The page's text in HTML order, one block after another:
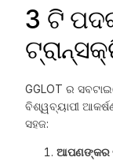
3 ଟି
GGLOT ର
ବିଶ୍ୱବ୍ୟାପୀ
ସହଜ:
ଆପଣଙ୍କର